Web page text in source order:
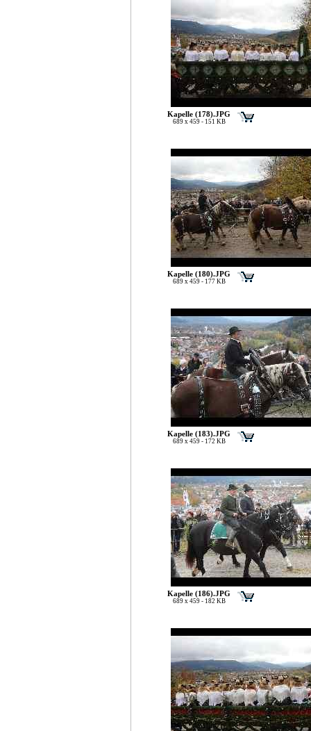
Kapelle (178).JPG
689 x 459 - 151 KB
Kapelle (180).JPG
689 x 459 - 177 KB
Kapelle (183).JPG
689 x 459 - 172 KB
Kapelle (186).JPG
689 x 459 - 182 KB